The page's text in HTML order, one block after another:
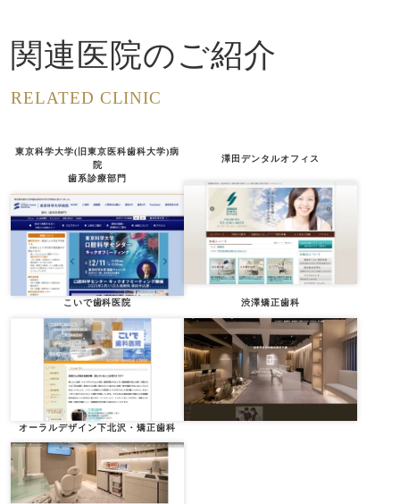
関連医院のご紹介
RELATED CLINIC
東京科学大学(旧東京医科歯科大学)病
院
歯系診療部門
澤田デンタルオフィス
こいで歯科医院 渋澤矯正歯科
オーラルデザイン下北沢・矯正歯科